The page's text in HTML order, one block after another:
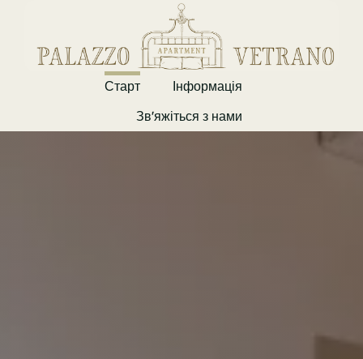
content
Старт
Інформація
Зв'яжіться з нами